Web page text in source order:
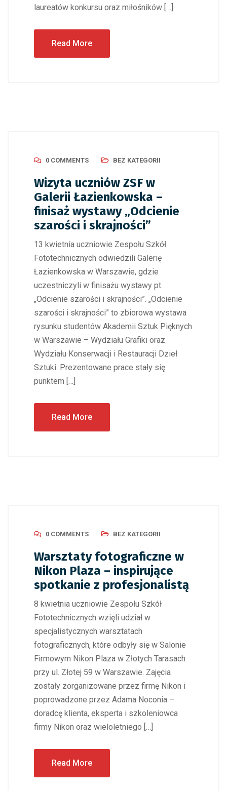
laureatów konkursu oraz miłośników […]
Read More
0 COMMENTS BEZ KATEGORII
Wizyta uczniów ZSF w
Galerii Łazienkowska –
finisaż wystawy „Odcienie
szarości i skrajności”
13 kwietnia uczniowie Zespołu Szkół
Fototechnicznych odwiedzili Galerię
Łazienkowska w Warszawie, gdzie
uczestniczyli w finisażu wystawy pt.
„Odcienie szarości i skrajności”. „Odcienie
szarości i skrajności” to zbiorowa wystawa
rysunku studentów Akademii Sztuk Pięknych
w Warszawie – Wydziału Grafiki oraz
Wydziału Konserwacji i Restauracji Dzieł
Sztuki. Prezentowane prace stały się
punktem […]
Read More
0 COMMENTS BEZ KATEGORII
Warsztaty fotograficzne w
Nikon Plaza – inspirujące
spotkanie z profesjonalistą
8 kwietnia uczniowie Zespołu Szkół
Fototechnicznych wzięli udział w
specjalistycznych warsztatach
fotograficznych, które odbyły się w Salonie
Firmowym Nikon Plaza w Złotych Tarasach
przy ul. Złotej 59 w Warszawie. Zajęcia
zostały zorganizowane przez firmę Nikon i
poprowadzone przez Adama Noconia –
doradcę klienta, eksperta i szkoleniowca
firmy Nikon oraz wieloletniego […]
Read More